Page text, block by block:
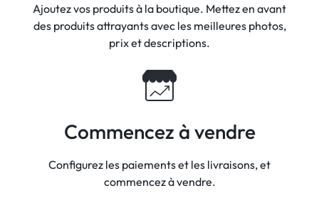
Ajoutez vos produits à la boutique. Mettez en avant
des produits attrayants avec les meilleures photos,
prix et descriptions.
Commencez à vendre
Configurez les paiements et les livraisons, et
commencez à vendre.